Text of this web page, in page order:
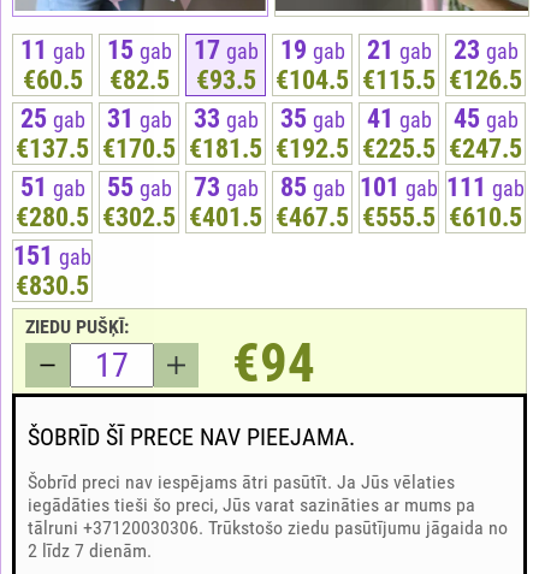
11 gab
€60.5
15 gab
€82.5
17 gab
€93.5
19 gab
€104.5
21 gab
€115.5
23 gab
€126.5
25 gab
€137.5
31 gab
€170.5
33 gab
€181.5
35 gab
€192.5
41 gab
€225.5
45 gab
€247.5
51 gab
€280.5
55 gab
€302.5
73 gab
€401.5
85 gab
€467.5
101 gab
€555.5
111 gab
€610.5
151 gab
€830.5
ZIEDU PUŠĶĪ:
€94
ŠOBRĪD ŠĪ PRECE NAV PIEEJAMA.
Šobrīd preci nav iespējams ātri pasūtīt. Ja Jūs vēlaties
iegādāties tieši šo preci, Jūs varat sazināties ar mums pa
tālruni +37120030306. Trūkstošo ziedu pasūtījumu jāgaida no
2 līdz 7 dienām.